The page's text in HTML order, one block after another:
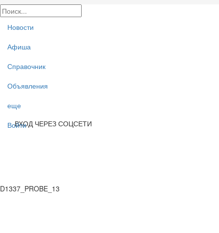
Новости
Афиша
Справочник
Объявления
еще
Войти
ВХОД ЧЕРЕЗ СОЦСЕТИ